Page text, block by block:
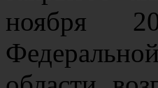
ноября